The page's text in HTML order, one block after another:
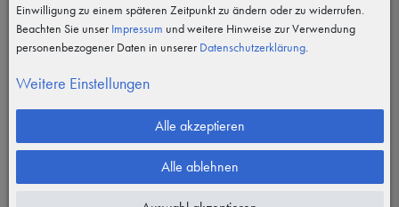
Einwilligung zu einem späteren Zeitpunkt zu ändern oder zu widerrufen.
Beachten Sie unser Impressum und weitere Hinweise zur Verwendung
personenbezogener Daten in unserer Daten­schutz­erklärung.
Weitere Einstellungen
Alle akzeptieren
Alle ablehnen